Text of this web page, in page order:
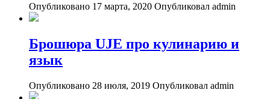
Опубликовано 17 марта, 2020 Опубликовал admin
Брошюра UJE про кулинарию и
язык
Опубликовано 28 июля, 2019 Опубликовал admin